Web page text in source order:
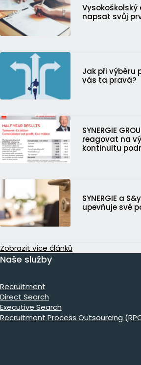
napsat svůj
Jak při výběru
vás ta pravá?
SYNERGIE
reagovat na
kontinuitu
SYNERGIE a
upevňuje své
Zobrazit více článků
Naše služby
Recruitment
Direct Search
Executive Search
Recruitment Process Outsourcing